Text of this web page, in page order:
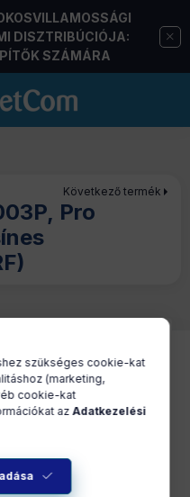
DISZTRIBÚCIÓJA:
SZÁMÁRA
Következő termék
Pro
szükséges cookie-kat
(marketing,
cookie-kat
azAdatkezelési